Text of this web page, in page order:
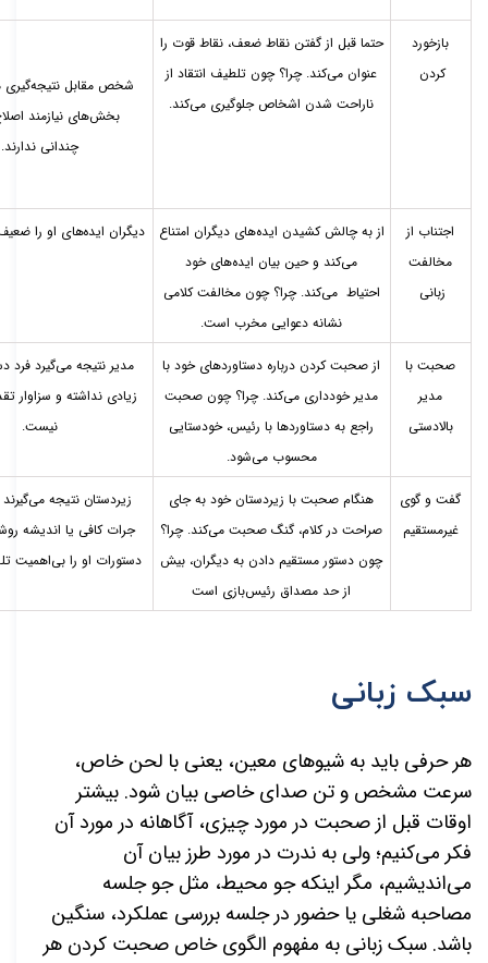
بازخورد
کردن
حتما قبل از گفتن نقاط ضعف، نقاط قوت را
عنوان می‌­کند. چرا؟ چون تلطیف انتقاد از
ناراحت شدن اشخاص جلوگیری می‌­کند.
شخص مقابل
بخش­‌های نیازمند
چندانی ندارند.
اجتناب از
مخالفت
زبانی
از به چالش کشیدن ایده­‌های دیگران امتناع
می­‌کند و حین بیان ایده‌­های خود
احتیاط می­‌کند. چرا؟ چون مخالفت کلامی
نشانه دعوایی مخرب است.
دیگران ایده­‌های او را
صحبت با
مدیر
بالادستی
از صحبت کردن درباره دستاوردهای خود با
مدیر خودداری می­‌کند. چرا؟ چون صحبت
راجع به دستاوردها با رئیس، خودستایی
محسوب می‌­شود.
مدیر نتیجه می­‌گیرد فرد
زیادی نداشته و سزاوار
نیست.
گفت و گوی
غیرمستقیم
هنگام صحبت با زیردستان خود به جای
صراحت در کلام، گنگ صحبت می­‌کند. چرا؟
چون دستور مستقیم دادن به دیگران، بیش
از حد مصداق رئیس‌­بازی است
زیردستان نتیجه
جرات کافی یا اندیشه
دستورات او را بی‌­اهمیت
سبک زبانی
هر حرفی باید به شیوه­ای معین، یعنی با لحن خاص،
سرعت مشخص و تن صدای خاصی بیان شود. بیشتر
اوقات قبل از صحبت در مورد چیزی، آگاهانه در مورد آن
فکر می­‌کنیم؛ ولی به ندرت در مورد طرز بیان آن
می‌اندیشیم، مگر اینکه جو محیط، مثل جو جلسه
مصاحبه شغلی یا حضور در جلسه بررسی عملکرد، سنگین
باشد. سبک زبانی به مفهوم الگوی خاص صحبت کردن هر